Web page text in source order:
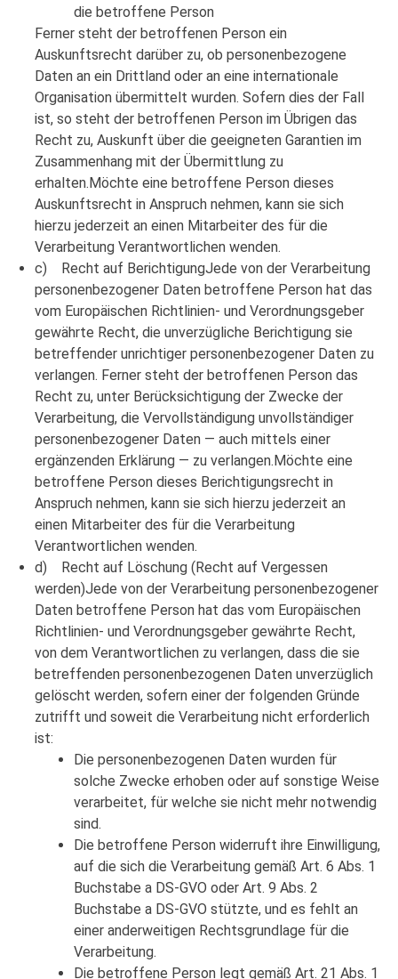
die betroffene Person
Ferner steht der betroffenen Person ein
Auskunftsrecht darüber zu, ob personenbezogene
Daten an ein Drittland oder an eine internationale
Organisation übermittelt wurden. Sofern dies der Fall
ist, so steht der betroffenen Person im Übrigen das
Recht zu, Auskunft über die geeigneten Garantien im
Zusammenhang mit der Übermittlung zu
erhalten.Möchte eine betroffene Person dieses
Auskunftsrecht in Anspruch nehmen, kann sie sich
hierzu jederzeit an einen Mitarbeiter des für die
Verarbeitung Verantwortlichen wenden.
c) Recht auf BerichtigungJede von der Verarbeitung
personenbezogener Daten betroffene Person hat das
vom Europäischen Richtlinien- und Verordnungsgeber
gewährte Recht, die unverzügliche Berichtigung sie
betreffender unrichtiger personenbezogener Daten zu
verlangen. Ferner steht der betroffenen Person das
Recht zu, unter Berücksichtigung der Zwecke der
Verarbeitung, die Vervollständigung unvollständiger
personenbezogener Daten — auch mittels einer
ergänzenden Erklärung — zu verlangen.Möchte eine
betroffene Person dieses Berichtigungsrecht in
Anspruch nehmen, kann sie sich hierzu jederzeit an
einen Mitarbeiter des für die Verarbeitung
Verantwortlichen wenden.
d) Recht auf Löschung (Recht auf Vergessen
werden)Jede von der Verarbeitung personenbezogener
Daten betroffene Person hat das vom Europäischen
Richtlinien- und Verordnungsgeber gewährte Recht,
von dem Verantwortlichen zu verlangen, dass die sie
betreffenden personenbezogenen Daten unverzüglich
gelöscht werden, sofern einer der folgenden Gründe
zutrifft und soweit die Verarbeitung nicht erforderlich
ist:
Die personenbezogenen Daten wurden für
solche Zwecke erhoben oder auf sonstige Weise
verarbeitet, für welche sie nicht mehr notwendig
sind.
Die betroffene Person widerruft ihre Einwilligung,
auf die sich die Verarbeitung gemäß Art. 6 Abs. 1
Buchstabe a DS-GVO oder Art. 9 Abs. 2
Buchstabe a DS-GVO stützte, und es fehlt an
einer anderweitigen Rechtsgrundlage für die
Verarbeitung.
Die betroffene Person legt gemäß Art. 21 Abs. 1